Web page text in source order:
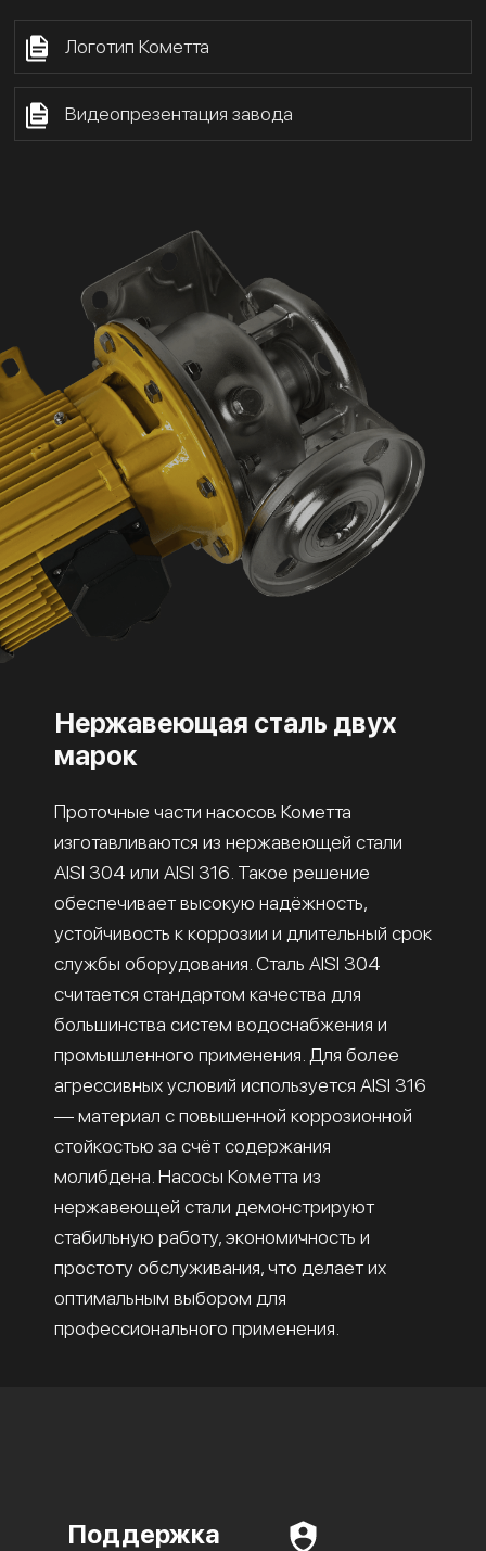
Логотип Кометта
Видеопрезентация завода
Нержавеющая сталь двух
марок
Проточные части насосов Кометта
изготавливаются из нержавеющей стали
AISI 304 или AISI 316. Такое решение
обеспечивает высокую надёжность,
устойчивость к коррозии и длительный срок
службы оборудования. Сталь AISI 304
считается стандартом качества для
большинства систем водоснабжения и
промышленного применения. Для более
агрессивных условий используется AISI 316
— материал с повышенной коррозионной
стойкостью за счёт содержания
молибдена. Насосы Кометта из
нержавеющей стали демонстрируют
стабильную работу, экономичность и
простоту обслуживания, что делает их
оптимальным выбором для
профессионального применения.
Поддержка